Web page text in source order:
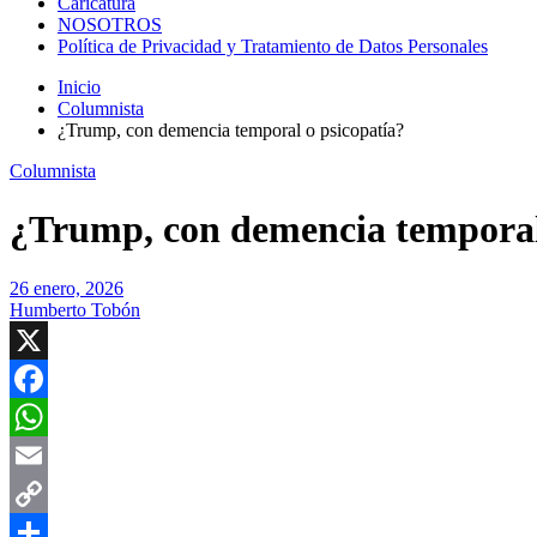
NOSOTROS
Política de Privacidad y Tratamiento de Datos Personales
Inicio
Columnista
¿Trump, con demencia temporal o psicopatía?
Columnista
¿Trump, con demencia
26 enero, 2026
Humberto Tobón
X
Facebook
WhatsApp
Email
Copy